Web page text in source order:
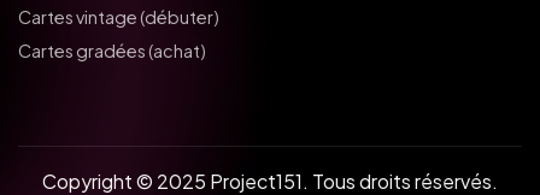
Cartes vintage (débuter)
Cartes gradées (achat)
Copyright © 2025 Project151. Tous droits réservés.